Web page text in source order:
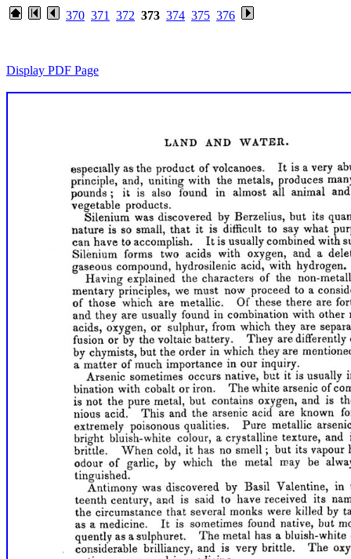
370 371 372 373 374 375 376
Display PDF Page